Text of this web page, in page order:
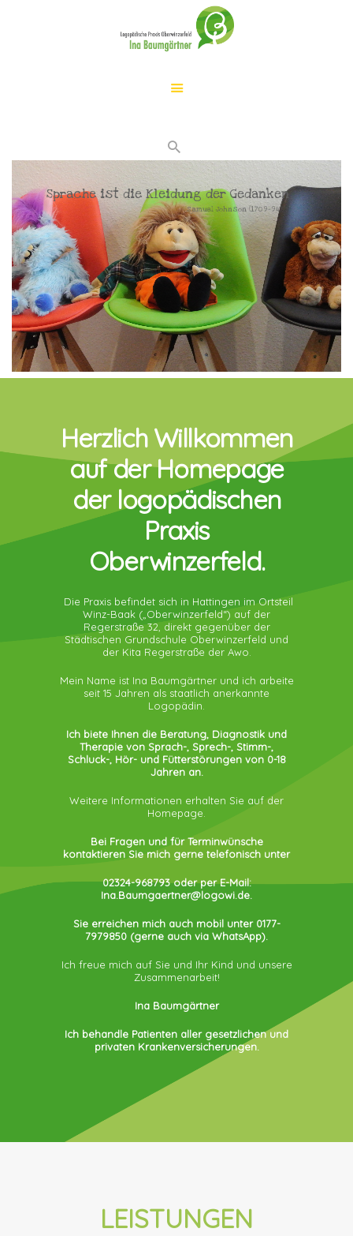
LEISTUNGEN
DER WEG ZU MIR
ÜBER MICH
KONTAKT
Sprache ist die Kleidung der Gedanken
Samuel Johnson (1709-94)
Herzlich Willkommen
auf der Homepage
der logopädischen
Praxis
Oberwinzerfeld.
Die Praxis befindet sich in Hattingen im Ortsteil
Winz-Baak („Oberwinzerfeld“) auf der
Regerstraße 32, direkt gegenüber der
Städtischen Grundschule Oberwinzerfeld und
der Kita Regerstraße der Awo.
Mein Name ist Ina Baumgärtner und ich arbeite
seit 15 Jahren als staatlich anerkannte
Logopädin.
Ich biete Ihnen die Beratung, Diagnostik und
Therapie von Sprach-, Sprech-, Stimm-,
Schluck-, Hör- und Fütterstörungen von 0-18
Jahren an.
Weitere Informationen erhalten Sie auf der
Homepage.
Bei Fragen und für Terminwünsche
kontaktieren Sie mich gerne telefonisch unter
02324-968793 oder per E-Mail:
Ina.Baumgaertner@logowi.de.
Sie erreichen mich auch mobil unter 0177-
7979850 (gerne auch via WhatsApp).
Ich freue mich auf Sie und Ihr Kind und unsere
Zusammenarbeit!
Ina Baumgärtner
Ich behandle Patienten aller gesetzlichen und
privaten Krankenversicherungen.
LEISTUNGEN